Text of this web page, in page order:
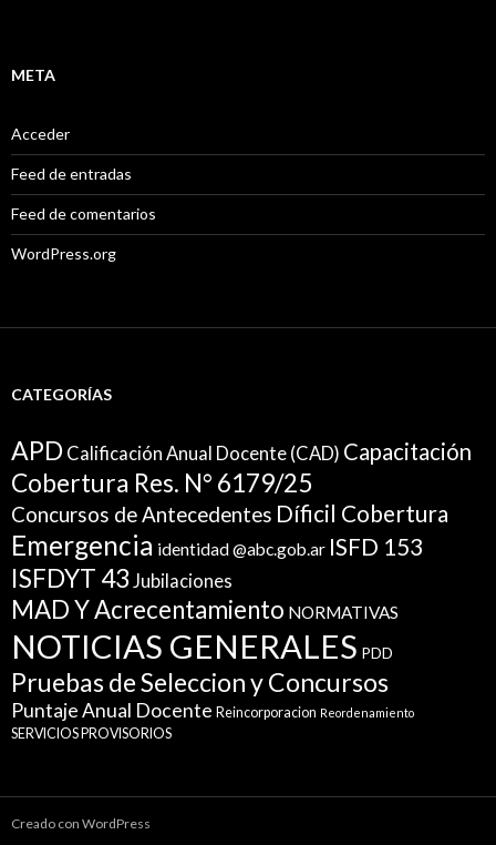
META
Acceder
Feed de entradas
Feed de comentarios
WordPress.org
CATEGORÍAS
APD Calificación Anual Docente (CAD) Capacitación
Cobertura Res. N° 6179/25
Concursos de Antecedentes Díficil Cobertura
Emergencia identidad @abc.gob.ar ISFD 153
ISFDYT 43 Jubilaciones
MAD Y Acrecentamiento NORMATIVAS
NOTICIAS GENERALES PDD
Pruebas de Seleccion y Concursos
Puntaje Anual Docente Reincorporacion Reordenamiento
SERVICIOS PROVISORIOS
Creado con WordPress